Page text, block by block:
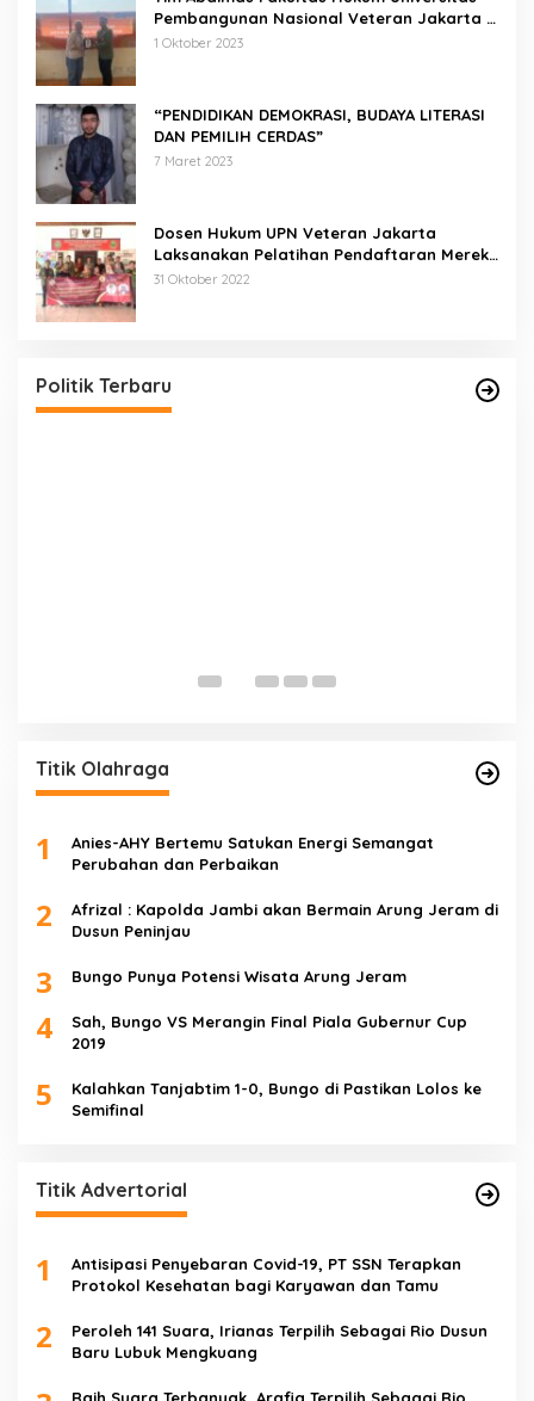
Pembangunan Nasional Veteran Jakarta
Melakukan Pendampingan dan
1 Oktober 2023
“PENDIDIKAN DEMOKRASI, BUDAYA LITERASI
DAN PEMILIH CERDAS”
7 Maret 2023
Dosen Hukum UPN Veteran Jakarta
Laksanakan Pelatihan Pendaftaran Merek
di Desa Jatisura Kabupaten Indramayu
31 Oktober 2022
Politik Terbaru
Pernah Sadap Karet Untuk Biayai Sekolah, Edi
Di Politik, Titik Kota Jambi
Titik Olahraga
1
Anies-AHY Bertemu Satukan Energi Semangat
Perubahan dan Perbaikan
2
Afrizal : Kapolda Jambi akan Bermain Arung Jeram di
Dusun Peninjau
3 Bungo Punya Potensi Wisata Arung Jeram
4
Sah, Bungo VS Merangin Final Piala Gubernur Cup
2019
5
Kalahkan Tanjabtim 1-0, Bungo di Pastikan Lolos ke
Semifinal
Titik Advertorial
1
Antisipasi Penyebaran Covid-19, PT SSN Terapkan
Protokol Kesehatan bagi Karyawan dan Tamu
2
Peroleh 141 Suara, Irianas Terpilih Sebagai Rio Dusun
Baru Lubuk Mengkuang